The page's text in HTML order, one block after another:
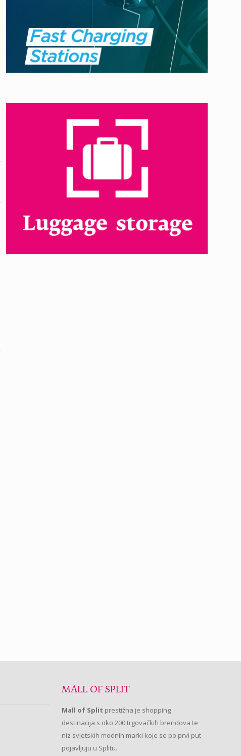
MALL OF SPLIT
Mall of Split prestižna je shopping
destinacija s oko 200 trgovačkih brendova te
niz svjetskih modnih marki koje se po prvi put
pojavljuju u Splitu.